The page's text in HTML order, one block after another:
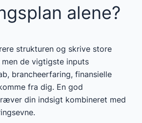
alene?
strukturen og skrive store
de vigtigste inputs
brancheerfaring, finansielle
fra dig. En god
din indsigt kombineret med